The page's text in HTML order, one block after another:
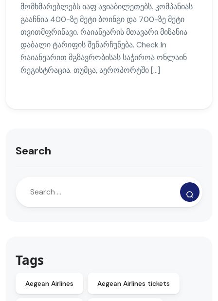
მომხმარებლებს იაფ ავიაბილეთებს. კომპანიას
გააჩნია 400-ზე მეტი ბოინგი და 700-ზე მეტი
თვითმფრინავი. რაიანეარის მთავარი მიზანია
დაბალი ტარიფის შენარჩუნება. Check In
რაიანეარით მგზავრობისას საჭიროა ონლაინ
რეგისტრაცია. თუმცა, აეროპორტში […]
Search
Tags
Aegean Airlines Aegean Airlines tickets